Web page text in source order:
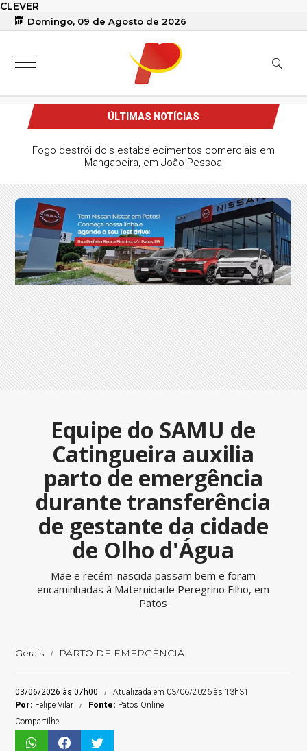
CLEVER
Domingo, 09 de Agosto de 2026
ÚLTIMAS NOTÍCIAS
Fogo destrói dois estabelecimentos comerciais em
Mangabeira, em João Pessoa
Equipe do SAMU de
Catingueira auxilia
parto de emergência
durante transferência
de gestante da cidade
de Olho d'Água
Mãe e recém-nascida passam bem e foram
encaminhadas à Maternidade Peregrino Filho, em
Patos
Gerais PARTO DE EMERGÊNCIA
03/06/2026 às 07h00
Atualizada em 03/06/2026 às 13h31
Por: Felipe Vilar Fonte: Patos Online
Compartilhe: